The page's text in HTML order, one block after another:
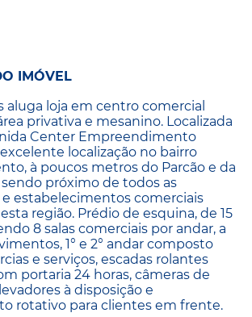
IMÓVEL
aluga loja em centro comercial
privativa e mesanino. Localizada
Center Empreendimento
localização no bairro
à poucos metros do Parcão e da
sendo próximo de todos as
estabelecimentos comerciais
região. Prédio de esquina, de 15
8 salas comerciais por andar, a
1° e 2° andar composto
e serviços, escadas rolantes
portaria 24 horas, câmeras de
à disposição e
rotativo para clientes em frente.